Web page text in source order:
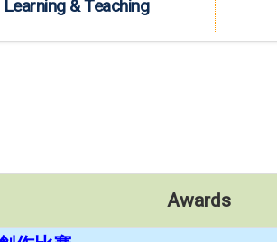
Learning & Teaching
Awards